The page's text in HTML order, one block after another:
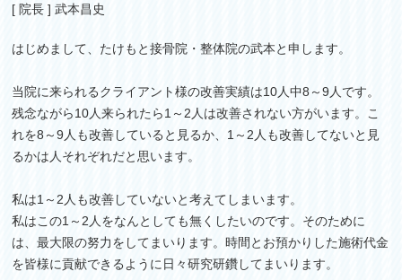
[ 院長 ] 武本昌史
はじめまして、たけもと接骨院・整体院の武本と申します。
当院に来られるクライアント様の改善実績は10人中8～9人です。
残念ながら10人来られたら1～2人は改善されない方がいます。こ
れを8～9人も改善していると見るか、1～2人も改善してないと見
るかは人それぞれだと思います。
私は1～2人も改善していないと考えてしまいます。
私はこの1～2人をなんとしても無くしたいのです。そのために
は、最大限の努力をしてまいります。時間とお預かりした施術代金
を皆様に貢献できるように日々研究研鑽してまいります。